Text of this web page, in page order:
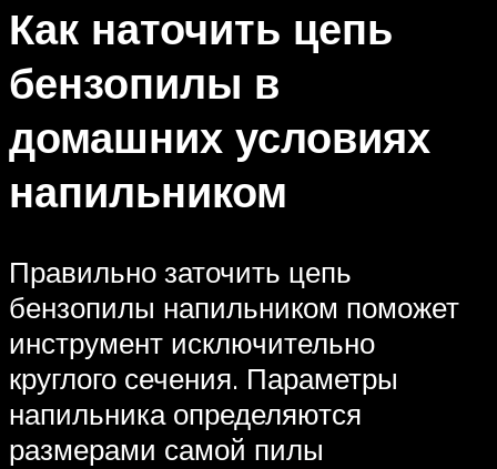
Как наточить цепь
бензопилы в
домашних условиях
напильником
Правильно заточить цепь
бензопилы напильником поможет
инструмент исключительно
круглого сечения. Параметры
напильника определяются
размерами самой пилы